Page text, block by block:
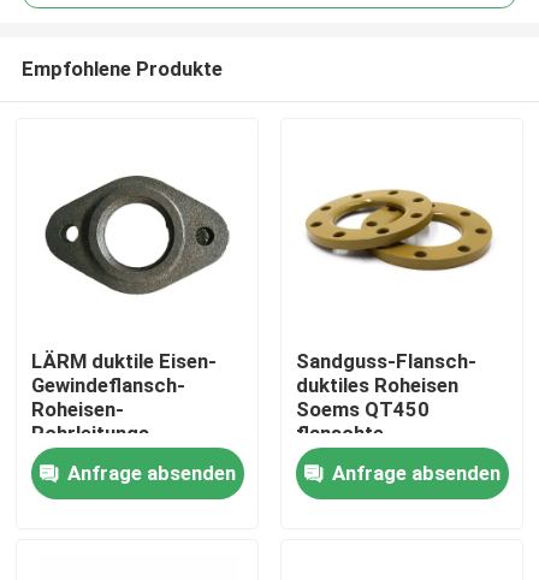
Haus
Empfohlene Produkte
LÄRM duktile Eisen-
Gewindeflansch-
Roheisen-
Rohrleitungs-
Verbindung
Anfrage absenden
Sandguss-Flansch-
duktiles Roheisen
Soems QT450
flanschte
Installations-
Rohrleitung
Anfrage absenden